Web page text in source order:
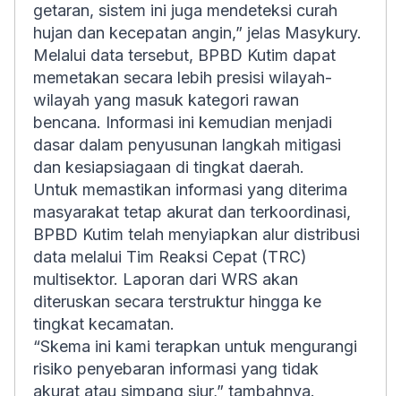
getaran, sistem ini juga mendeteksi curah
hujan dan kecepatan angin,” jelas Masykury.
Melalui data tersebut, BPBD Kutim dapat
memetakan secara lebih presisi wilayah-
wilayah yang masuk kategori rawan
bencana. Informasi ini kemudian menjadi
dasar dalam penyusunan langkah mitigasi
dan kesiapsiagaan di tingkat daerah.
Untuk memastikan informasi yang diterima
masyarakat tetap akurat dan terkoordinasi,
BPBD Kutim telah menyiapkan alur distribusi
data melalui Tim Reaksi Cepat (TRC)
multisektor. Laporan dari WRS akan
diteruskan secara terstruktur hingga ke
tingkat kecamatan.
“Skema ini kami terapkan untuk mengurangi
risiko penyebaran informasi yang tidak
akurat atau simpang siur,” tambahnya.